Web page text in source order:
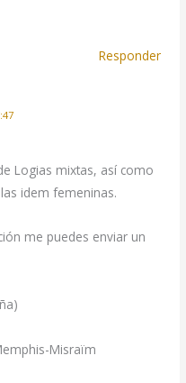
Responder
Logias mixtas, así como
idem femeninas.
me puedes enviar un
Misraïm